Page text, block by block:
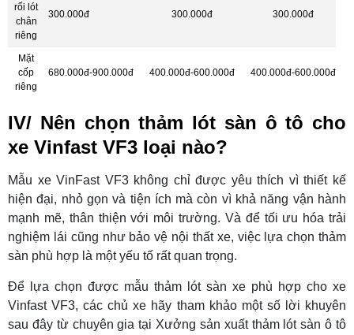
rối lót
chân
riêng
300.000đ 300.000đ 300.000đ
Mặt
cốp
riêng
680.000đ-900.000đ 400.000đ-600.000đ 400.000đ-600.000đ
IV/ Nên chọn thảm lót sàn ô tô cho
xe Vinfast VF3 loại nào?
Mẫu xe VinFast VF3 không chỉ được yêu thích vì thiết kế
hiện đại, nhỏ gọn và tiện ích mà còn vì khả năng vận hành
mạnh mẽ, thân thiện với môi trường. Và để tối ưu hóa trải
nghiệm lái cũng như bảo vệ nội thất xe, việc lựa chọn thảm
sàn phù hợp là một yếu tố rất quan trọng.
Để lựa chọn được mẫu thảm lót sàn xe phù hợp cho xe
Vinfast VF3, các chủ xe hãy tham khảo một số lời khuyên
sau đây từ chuyên gia tại Xưởng sản xuất thảm lót sàn ô tô